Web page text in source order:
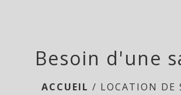
Besoin d'une
ACCUEIL / LOCATION DE